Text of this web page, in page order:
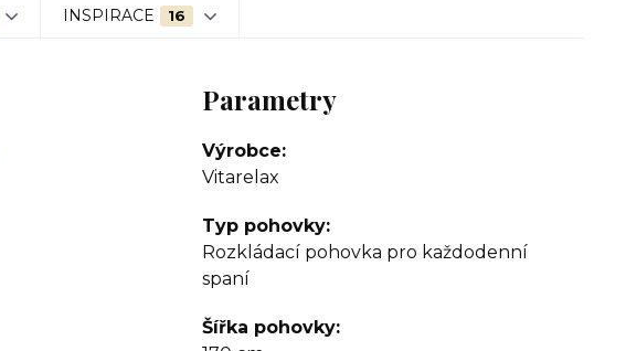
INSPIRACE 16
Parametry
Výrobce
Vitarelax
Typ pohovky
Rozkládací pohovka pro každodenní
spaní
Šířka pohovky